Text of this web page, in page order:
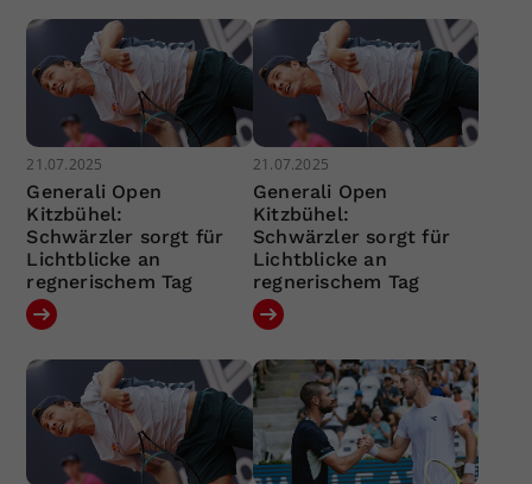
21.07.2025
Generali Open
Kitzbühel:
Schwärzler sorgt für
Lichtblicke an
regnerischem Tag
21.07.2025
Generali Open
Kitzbühel:
Schwärzler sorgt für
Lichtblicke an
regnerischem Tag